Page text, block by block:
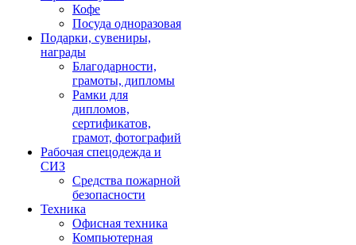
Кофе
Посуда одноразовая
Подарки, сувениры,
награды
Благодарности,
грамоты, дипломы
Рамки для
дипломов,
сертификатов,
грамот, фотографий
Рабочая спецодежда и
СИЗ
Средства пожарной
безопасности
Техника
Офисная техника
Компьютерная